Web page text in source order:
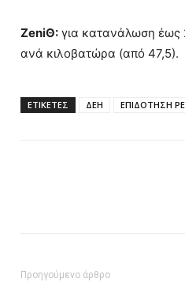
ZeniΘ: για κατανάλωση έως
ανά κιλοβατώρα (από 47,5).
ΕΤΙΚΈΤΕΣ ΔΕΗ ΕΠΙΔΟΤΗΣΗ
Προηγούμενο άρθρο